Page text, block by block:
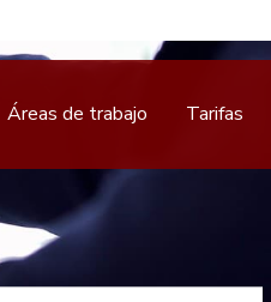
Áreas de trabajo Tarifas